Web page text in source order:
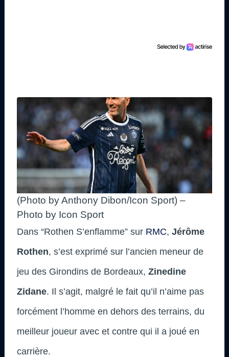
(Photo by Anthony Dibon/Icon Sport) –
Photo by Icon Sport
Dans “Rothen S’enflamme” sur RMC, Jérôme
Rothen, s’est exprimé sur l’ancien meneur de
jeu des Girondins de Bordeaux, Zinedine
Zidane. Il s’agit, malgré le fait qu’il n’aime pas
forcément l’homme en dehors des terrains, du
meilleur joueur avec et contre qui il a joué en
carrière.